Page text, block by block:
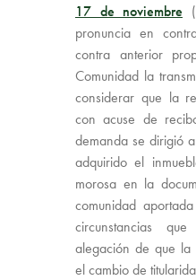
17 de noviembre
pronuncia en
contra anterior
Comunidad la
considerar que la
con acuse de
demanda se dirigió
adquirido el
morosa en la
comunidad
circunstancias
alegación de que la
el cambio de